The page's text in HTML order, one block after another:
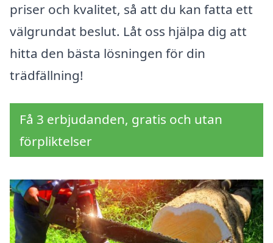
priser och kvalitet, så att du kan fatta ett
välgrundat beslut. Låt oss hjälpa dig att
hitta den bästa lösningen för din
trädfällning!
Få 3 erbjudanden, gratis och utan
förpliktelser